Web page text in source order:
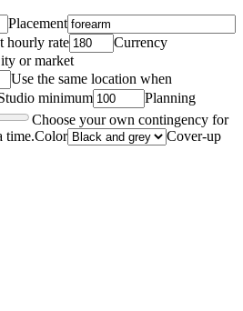
Placement
hourly rate
Currency
or market
Use the same location when
minimum
Planning
Choose your own contingency for
time.Color Cover-up